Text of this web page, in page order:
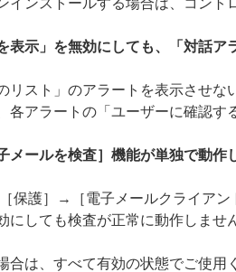
インストールする場合は、コン
表示」を無効にしても、「対話
リスト」のアラートを表示させ
各アラートの「ユーザーに確認
メールを検査］機能が単独で動作
保護］→［電子メールクライア
にしても検査が正常に動作しませ
合は、すべて有効の状態でご使用